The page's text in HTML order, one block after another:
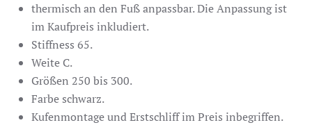
thermisch an den Fuß anpassbar. Die Anpassung ist
im Kaufpreis inkludiert.
Stiffness 65.
Weite C.
Größen 250 bis 300.
Farbe schwarz.
Kufenmontage und Erstschliff im Preis inbegriffen.